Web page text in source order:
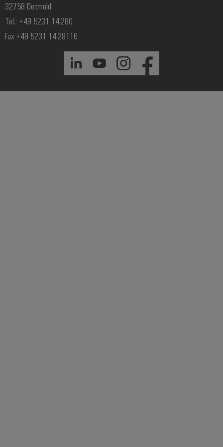
32758 Detmold
Tel.: +49 5231 14-280
Fax +49 5231 14-28116